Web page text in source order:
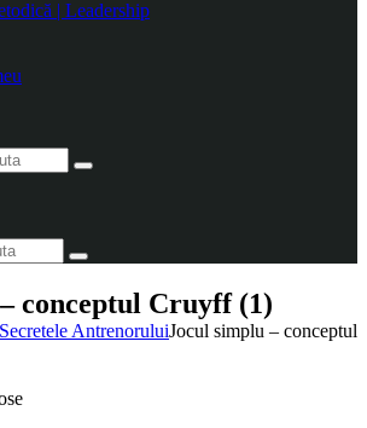
| Leadership
conceptul Cruyff (1)
Secretele AntrenoruluiJocul simplu – conceptul